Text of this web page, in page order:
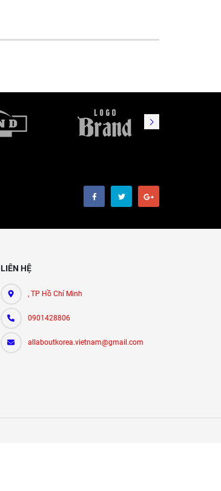
LIÊN HỆ
, TP Hồ Chí Minh
0901428806
allaboutkorea.vietnam@gmail.com